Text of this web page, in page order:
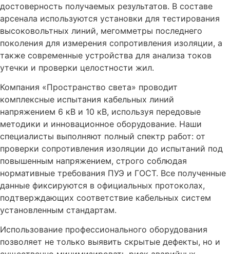
достоверность получаемых результатов. В составе
арсенала используются установки для тестирования
высоковольтных линий, мегомметры последнего
поколения для измерения сопротивления изоляции, а
также современные устройства для анализа токов
утечки и проверки целостности жил.
Компания «Пространство света» проводит
комплексные испытания кабельных линий
напряжением 6 кВ и 10 кВ, используя передовые
методики и инновационное оборудование. Наши
специалисты выполняют полный спектр работ: от
проверки сопротивления изоляции до испытаний под
повышенным напряжением, строго соблюдая
нормативные требования ПУЭ и ГОСТ. Все полученные
данные фиксируются в официальных протоколах,
подтверждающих соответствие кабельных систем
установленным стандартам.
Использование профессионального оборудования
позволяет не только выявить скрытые дефекты, но и